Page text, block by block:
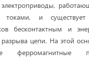
токами, и существует
бесконтактным и
цепи. На этой
ферромагнитные